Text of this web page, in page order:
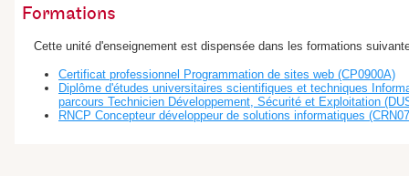
Formations
Cette unité d'enseignement est dispensée dans les formations
Certificat professionnel Programmation de sites web (CP0900A)
Diplôme d'études universitaires scientifiques et techniques
parcours Technicien Développement, Sécurité et Exploitation
RNCP Concepteur développeur de solutions informatiques